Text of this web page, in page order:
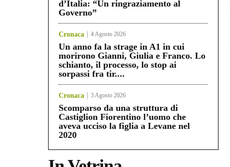
d’Italia: “Un ringraziamento al
Governo”
Cronaca 4 Agosto 2026
Un anno fa la strage in A1 in cui
morirono Gianni, Giulia e Franco. Lo
schianto, il processo, lo stop ai
sorpassi fra tir....
Cronaca 3 Agosto 2026
Scomparso da una struttura di
Castiglion Fiorentino l’uomo che
aveva ucciso la figlia a Levane nel
2020